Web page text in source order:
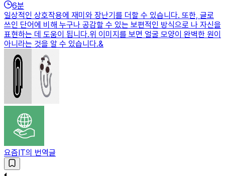
6분
일상적인 상호작용에 재미와 장난기를 더할 수 있습니다. 또한, 글로
쓰인 단어에 비해 누구나 공감할 수 있는 보편적인 방식으로 나 자신을
표현하는 데 도움이 됩니다.위 이미지를 보면 얼굴 모양이 완벽한 원이
아니라는 것을 알 수 있습니다.&
요즘IT의 번역글